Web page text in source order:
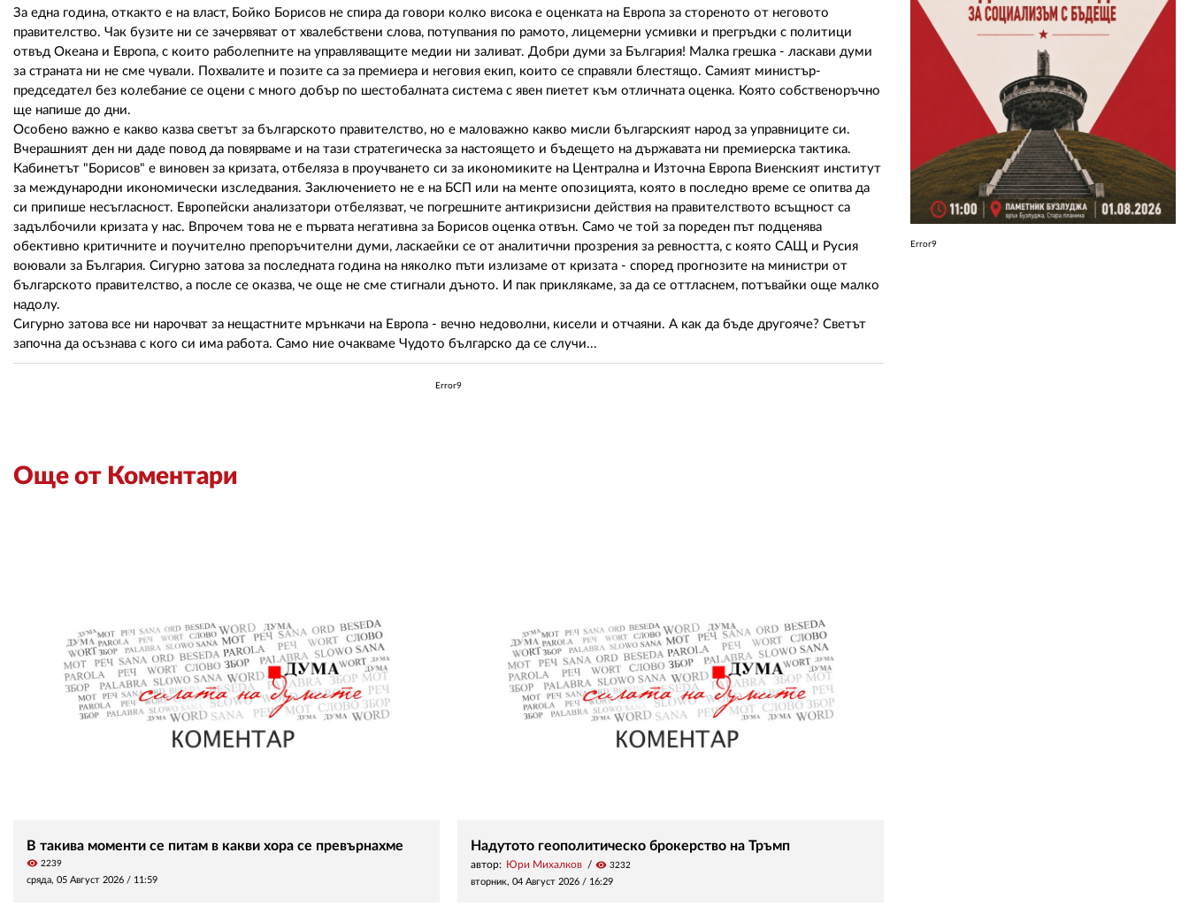
За една година, откакто е на власт, Бойко Борисов не спира да говори колко висока е оценката на Европа за стореното от неговото
правителство. Чак бузите ни се зачервяват от хвалебствени слова, потупвания по рамото, лицемерни усмивки и прегръдки с политици
отвъд Океана и Европа, с които раболепните на управляващите медии ни заливат. Добри думи за България! Малка грешка - ласкави думи
за страната ни не сме чували. Похвалите и позите са за премиера и неговия екип, които се справяли блестящо. Самият министър-
председател без колебание се оцени с много добър по шестобалната система с явен пиетет към отличната оценка. Която собственоръчно
ще напише до дни.
Особено важно е какво казва светът за българското правителство, но е маловажно какво мисли българският народ за управниците си.
Вчерашният ден ни даде повод да повярваме и на тази стратегическа за настоящето и бъдещето на държавата ни премиерска тактика.
Кабинетът "Борисов" е виновен за кризата, отбеляза в проучването си за икономиките на Централна и Източна Европа Виенският институт
за международни икономически изследвания. Заключението не е на БСП или на менте опозицията, която в последно време се опитва да
си припише несъгласност. Европейски анализатори отбелязват, че погрешните антикризисни действия на правителството всъщност са
задълбочили кризата у нас. Впрочем това не е първата негативна за Борисов оценка отвън. Само че той за пореден път подценява
обективно критичните и поучително препоръчителни думи, ласкаейки се от аналитични прозрения за ревността, с която САЩ и Русия
воювали за България. Сигурно затова за последната година на няколко пъти излизаме от кризата - според прогнозите на министри от
българското правителство, а после се оказва, че още не сме стигнали дъното. И пак приклякаме, за да се оттласнем, потъвайки още малко
надолу.
Сигурно затова все ни нарочват за нещастните мрънкачи на Европа - вечно недоволни, кисели и отчаяни. А как да бъде другояче? Светът
започна да осъзнава с кого си има работа. Само ние очакваме Чудото българско да се случи...
Error9
Още от Коментари
В такива моменти се питам в какви хора се превърнахме
visibility 2239
сряда, 05 Август 2026 / 11:59
Надутото геополитическо брокерство на Тръмп
автор: Юри Михалков visibility 3232
вторник, 04 Август 2026 / 16:29
Error9
РЕДАКЦИЯ
РЕКЛАМА
АБОНАМЕНТ
УСЛОВИЯ ЗА ПОЛЗВАНЕ
ПОЛИТИКА ЗА БИСКВИТКИТЕ
ПОЛИТИКАТА ЗА